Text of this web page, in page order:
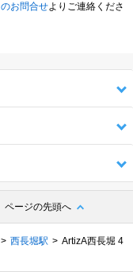
のお問合せよりご連絡くださ
ページの先頭へ
西長堀駅
ArtizA西長堀 4